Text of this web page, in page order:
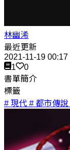
林幽浠
最近更新
2021-11-19 00:17
1
0
書單簡介
標籤
# 現代 # 都市傳說